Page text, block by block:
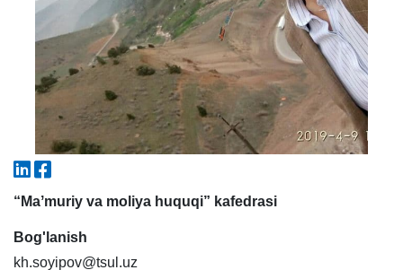
“Maʼmuriy va moliya huquqi” kafedrasi
Bog'lanish
kh.soyipov@tsul.uz
7. Call-center (4) 8. Bakalavriat kvotasi (3)
✉️ Adminga yozish